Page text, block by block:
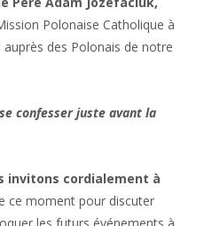
Polonaise Catholique à
des Polonais de notre
confesser juste avant la
invitons cordialement à
ce moment pour discuter